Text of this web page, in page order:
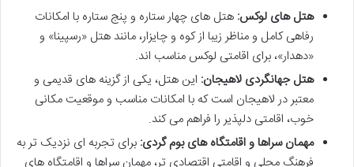
هتل های لوکس: هتل های چهار ستاره و پنج ستاره با امکانات
رفاهی کامل و مناظر زیبا از کوه و چایزار، مانند هتل «رسپینا» و
«دهدار»، برای اقامتی لوکس مناسب اند.
هتل جهانگردی لاهیجان: این هتل، یکی از گزینه های قدیمی و
معتبر در لاهیجان است که با امکانات مناسب و موقعیت مکانی
خوب، اقامتی دلپذیر را فراهم می کند.
مهمان سراها و اقامتگاه های بوم گردی: برای تجربه ای نزدیک تر به
فرهنگ محلی و اقامتی اقتصادی تر، مهمان سراها و اقامتگاه های